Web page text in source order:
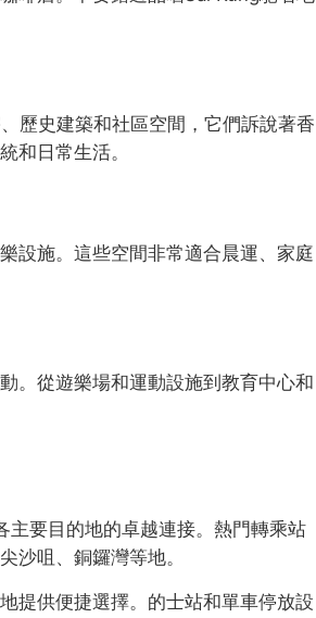
歷史建築和社區空間，它們訴說著香
和日常生活。
設施。這些空間非常適合晨運、家庭
。從遊樂場和運動設施到教育中心和
要目的地的卓越連接。熱門轉乘站
沙咀、銅鑼灣等地。
提供便捷選擇。的士站和單車停放設